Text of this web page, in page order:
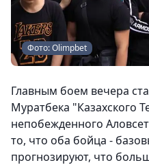
Фото: Olimpbet
Главным боем вечера
Муратбека "Казахского
непобежденного
то, что оба бойца -
прогнозируют, что